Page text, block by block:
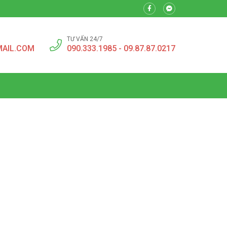
TƯ VẤN 24/7
090.333.1985 - 09.87.87.0217